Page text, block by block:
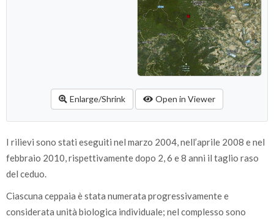
Enlarge/Shrink Open in Viewer
I rilievi sono stati eseguiti nel marzo 2004, nell’aprile 2008 e nel
febbraio 2010, rispettivamente dopo 2, 6 e 8 anni il taglio raso
del ceduo.
Ciascuna ceppaia è stata numerata progressivamente e
considerata unità biologica individuale; nel complesso sono